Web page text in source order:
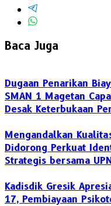
Baca Juga
Dugaan Penarikan
SMAN 1 Magetan
Desak Keterbukaan
Mengandalkan
Didorong Perkuat
Strategis bersama
Kadisdik Gresik
17, Pembiayaan